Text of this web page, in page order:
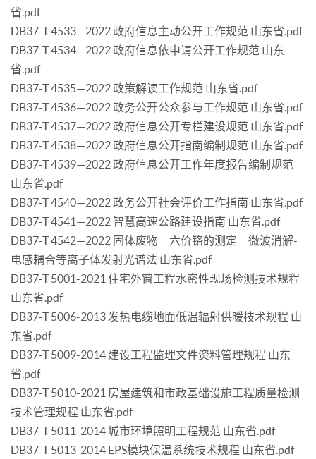
省.pdf
DB37-T 4533—2022 政府信息主动公开工作规范 山东省.pdf
DB37-T 4534—2022 政府信息依申请公开工作规范 山东
省.pdf
DB37-T 4535—2022 政策解读工作规范 山东省.pdf
DB37-T 4536—2022 政务公开公众参与工作规范 山东省.pdf
DB37-T 4537—2022 政府信息公开专栏建设规范 山东省.pdf
DB37-T 4538—2022 政府信息公开指南编制规范 山东省.pdf
DB37-T 4539—2022 政府信息公开工作年度报告编制规范
山东省.pdf
DB37-T 4540—2022 政务公开社会评价工作指南 山东省.pdf
DB37-T 4541—2022 智慧高速公路建设指南 山东省.pdf
DB37-T 4542—2022 固体废物 六价铬的测定 微波消解-
电感耦合等离子体发射光谱法 山东省.pdf
DB37-T 5001-2021 住宅外窗工程水密性现场检测技术规程
山东省.pdf
DB37-T 5006-2013 发热电缆地面低温辐射供暖技术规程 山
东省.pdf
DB37-T 5009-2014 建设工程监理文件资料管理规程 山东
省.pdf
DB37-T 5010-2021 房屋建筑和市政基础设施工程质量检测
技术管理规程 山东省.pdf
DB37-T 5011-2014 城市环境照明工程规范 山东省.pdf
DB37-T 5013-2014 EPS模块保温系统技术规程 山东省.pdf